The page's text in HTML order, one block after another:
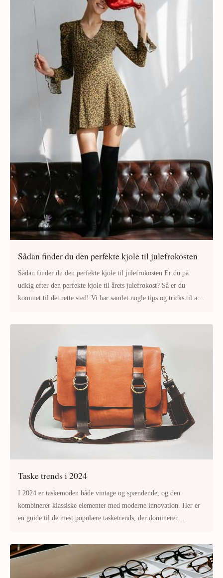
Sådan finder du den perfekte kjole til julefrokosten
Sådan finder du den perfekte kjole til julefrokosten Er du på
udkig efter den perfekte kjole til årets julefrokost? Så er du
kommet til det rette sted! Vi har samlet nogle tips og tricks til at
Taske trends i 2024
I 2024 er taskemoden både vintage og spændende, og den
kombinerer klassiske elementer med moderne innovation. Her er
en guide til de mest populære tasketrends, der dominerer